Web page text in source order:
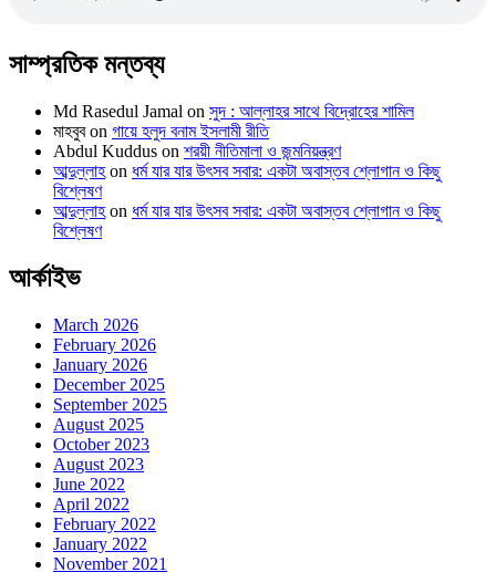
সাম্প্রতিক মন্তব্য
Md Rasedul Jamal on সুদ : আল্লাহর সাথে বিদ্রোহের শামিল
মাহবুবon গায়ে হলুদ বনাম ইসলামী রীতি
Abdul Kuddus on শরয়ী নীতিমালা ও জন্মনিয়ন্ত্রণ
আব্দুল্লাহon ধর্ম যার যার উৎসব সবার: একটা অবাস্তব শ্লোগান ও কিছু
বিশ্লেষণ
আব্দুল্লাহon ধর্ম যার যার উৎসব সবার: একটা অবাস্তব শ্লোগান ও কিছু
বিশ্লেষণ
আর্কাইভ
March 2026
February 2026
January 2026
December 2025
September 2025
August 2025
October 2023
August 2023
June 2022
April 2022
February 2022
January 2022
November 2021